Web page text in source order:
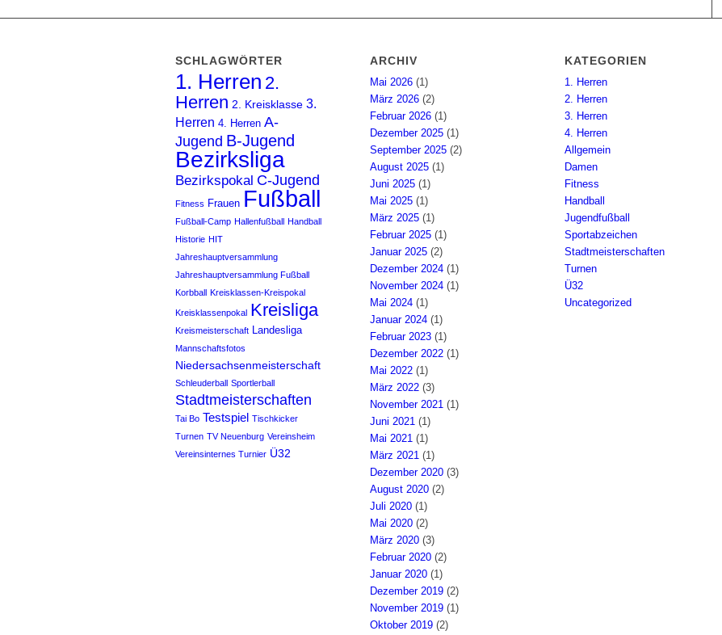
SCHLAGWÖRTER
1. Herren 2.
Herren 2. Kreisklasse 3.
Herren 4. Herren A-
Jugend B-Jugend
Bezirksliga
Bezirkspokal C-Jugend
Fitness Frauen Fußball
Fußball-Camp Hallenfußball Handball
Historie HIT
Jahreshauptversammlung
Jahreshauptversammlung Fußball
Korbball Kreisklassen-Kreispokal
Kreisklassenpokal Kreisliga
Kreismeisterschaft Landesliga
Mannschaftsfotos
Niedersachsenmeisterschaft
Schleuderball Sportlerball
Stadtmeisterschaften
Tai Bo Testspiel Tischkicker
Turnen TV Neuenburg Vereinsheim
Vereinsinternes Turnier Ü32
ARCHIV
Mai 2026 (1)
März 2026 (2)
Februar 2026 (1)
Dezember 2025 (1)
September 2025 (2)
August 2025 (1)
Juni 2025 (1)
Mai 2025 (1)
März 2025 (1)
Februar 2025 (1)
Januar 2025 (2)
Dezember 2024 (1)
November 2024 (1)
Mai 2024 (1)
Januar 2024 (1)
Februar 2023 (1)
Dezember 2022 (1)
Mai 2022 (1)
März 2022 (3)
November 2021 (1)
Juni 2021 (1)
Mai 2021 (1)
März 2021 (1)
Dezember 2020 (3)
August 2020 (2)
Juli 2020 (1)
Mai 2020 (2)
März 2020 (3)
Februar 2020 (2)
Januar 2020 (1)
Dezember 2019 (2)
November 2019 (1)
Oktober 2019 (2)
KATEGORIEN
1. Herren
2. Herren
3. Herren
4. Herren
Allgemein
Damen
Fitness
Handball
Jugendfußball
Sportabzeichen
Stadtmeisterschaften
Turnen
Ü32
Uncategorized